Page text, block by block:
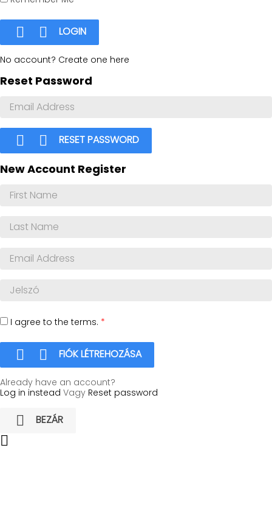
  LOGIN
No account? Create one here
Reset Password
  RESET PASSWORD
New Account Register
I agree to the terms. *
  FIÓK LÉTREHOZÁSA
Already have an account?
Log in instead Vagy Reset password
 BEZÁR
